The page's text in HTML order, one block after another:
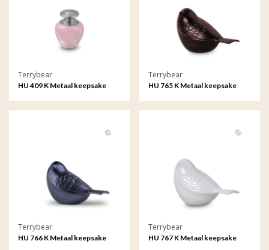
Terrybear
HU 409 K Metaal keepsake
Terrybear
HU 765 K Metaal keepsake
Terrybear
HU 766 K Metaal keepsake
Terrybear
HU 767 K Metaal keepsake